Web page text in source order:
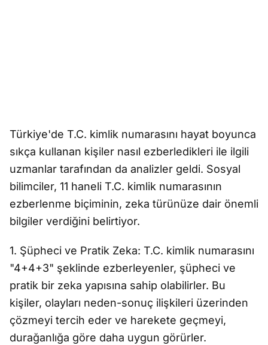
Türkiye'de T.C. kimlik numarasını hayat boyunca
sıkça kullanan kişiler nasıl ezberledikleri ile ilgili
uzmanlar tarafından da analizler geldi. Sosyal
bilimciler, 11 haneli T.C. kimlik numarasının
ezberlenme biçiminin, zeka türünüze dair önemli
bilgiler verdiğini belirtiyor.
1. Şüpheci ve Pratik Zeka: T.C. kimlik numarasını
"4+4+3" şeklinde ezberleyenler, şüpheci ve
pratik bir zeka yapısına sahip olabilirler. Bu
kişiler, olayları neden-sonuç ilişkileri üzerinden
çözmeyi tercih eder ve harekete geçmeyi,
durağanlığa göre daha uygun görürler.